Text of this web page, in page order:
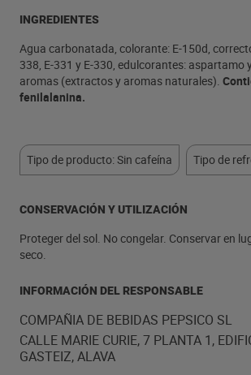
INGREDIENTES
Agua carbonatada, colorante: E-150d,
338, E-331 y E-330, edulcorantes: aspartamo
aromas (extractos y aromas naturales).
fenilalanina.
Tipo de producto: Sin cafeína Tipo de
CONSERVACIÓN Y UTILIZACIÓN
Proteger del sol. No congelar. Conservar en
seco.
INFORMACIÓN DEL RESPONSABLE
COMPAÑIA DE BEBIDAS PEPSICO SL
CALLE MARIE CURIE, 7 PLANTA 1,
GASTEIZ, ALAVA